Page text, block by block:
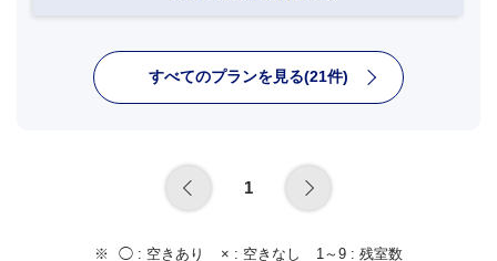
すべてのプランを見る(21件)
1
◯ : 空きあり × : 空きなし 1～9 : 残室数